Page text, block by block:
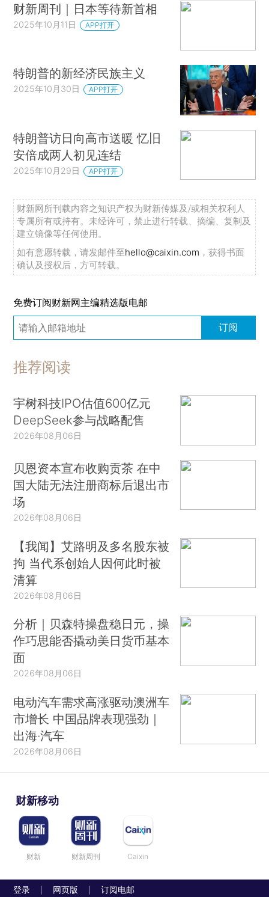
财新周刊｜日本等待新首相
2025年10月11日 APP打开
特朗普的新经济民族主义
2025年10月30日 APP打开
特朗普访日向高市送暖 忆旧
安倍成两人初见连结
2025年10月29日 APP打开
财新网所刊载内容之知识产权为财新传媒及/或相关权利人
专属所有或持有。未经许可，禁止进行转载、摘编、复制及
建立镜像等任何使用。
如有意愿转载，请发邮件至hello@caixin.com ，获得书面
确认及授权后，方可转载。
免费订阅财新网主编精选版电邮
订阅
推荐阅读
宇树科技IPO估值600亿元
DeepSeek参与战略配售
2026年08月06日
贝恩资本宣布收购贡茶 在中
国大陆无法注册商标后退出市
场
2026年08月06日
【我闻】艾路明及多名股东被
拘 当代系创始人因何此时被
清算
2026年08月06日
分析｜贝森特操盘稳日元，操
作巧思能否撬动美日货币基本
面
2026年08月06日
电动汽车需求高涨驱动澳洲车
市增长 中国品牌表现强劲｜
出海·汽车
2026年08月06日
财新移动
财新 财新周刊 Caixin
登录 网页版 订阅电邮